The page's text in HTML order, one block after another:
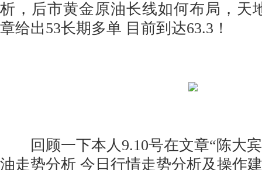
析，后市黄金原油长线如何布局，天
章给出53长期多单 目前到达63.3！
回顾一下本人9.10号在文章“陈大宾
油走势分析 今日行情走势分析及操作